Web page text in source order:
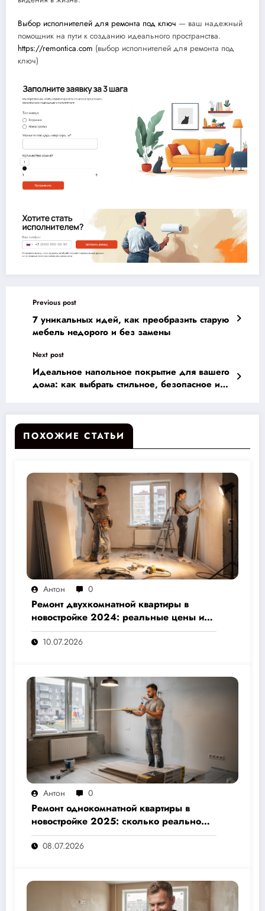
Выбор исполнителей для ремонта под ключ — ваш надежный
помощник на пути к созданию идеального пространства.
https://remontica.com (выбор исполнителей для ремонта под
ключ)
Previous post
7 уникальных идей, как преобразить старую
мебель недорого и без замены
Next post
Идеальное напольное покрытие для вашего
дома: как выбрать стильное, безопасное и
ПОХОЖИЕ СТАТЬИ
Антон 0
Ремонт двухкомнатной квартиры в
новостройке 2024: реальные цены и
скрытые расходы, которые вам не
назовут подрядчики
10.07.2026
Антон 0
Ремонт однокомнатной квартиры в
новостройке 2025: сколько реально
стоит и как не переплатить — полный
расчёт от 500 000 рублей
08.07.2026